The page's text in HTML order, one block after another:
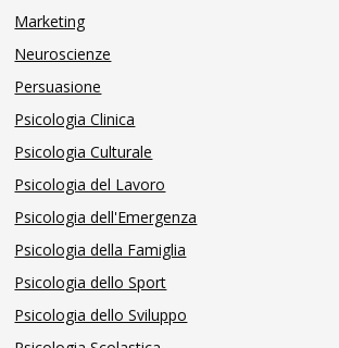
Marketing
Neuroscienze
Persuasione
Psicologia Clinica
Psicologia Culturale
Psicologia del Lavoro
Psicologia dell'Emergenza
Psicologia della Famiglia
Psicologia dello Sport
Psicologia dello Sviluppo